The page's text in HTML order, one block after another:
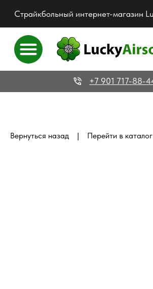
Страйкбольный интернет-магазин Lucky Airsoft
+7 901 717-88-44
Вернуться назад | Перейти в каталог